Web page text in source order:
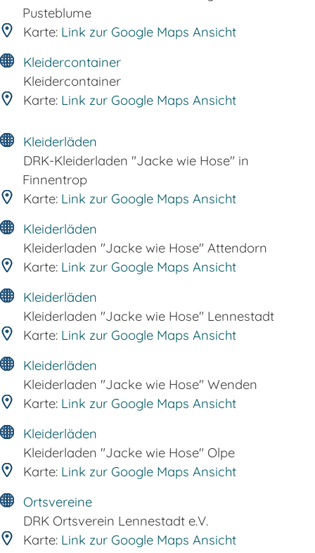
Pusteblume
Karte: Link zur Google Maps Ansicht
Kleidercontainer
Kleidercontainer
Karte: Link zur Google Maps Ansicht
Kleiderläden
DRK-Kleiderladen "Jacke wie Hose" in
Finnentrop
Karte: Link zur Google Maps Ansicht
Kleiderläden
Kleiderladen "Jacke wie Hose" Attendorn
Karte: Link zur Google Maps Ansicht
Kleiderläden
Kleiderladen "Jacke wie Hose" Lennestadt
Karte: Link zur Google Maps Ansicht
Kleiderläden
Kleiderladen "Jacke wie Hose" Wenden
Karte: Link zur Google Maps Ansicht
Kleiderläden
Kleiderladen "Jacke wie Hose" Olpe
Karte: Link zur Google Maps Ansicht
Ortsvereine
DRK Ortsverein Lennestadt e.V.
Karte: Link zur Google Maps Ansicht